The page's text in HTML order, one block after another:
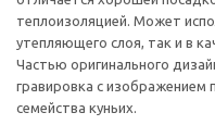
теплоизоляцией. Может
утепляющего слоя, так и в
Частью оригинального
гравировка с изображением
семейства куньих.